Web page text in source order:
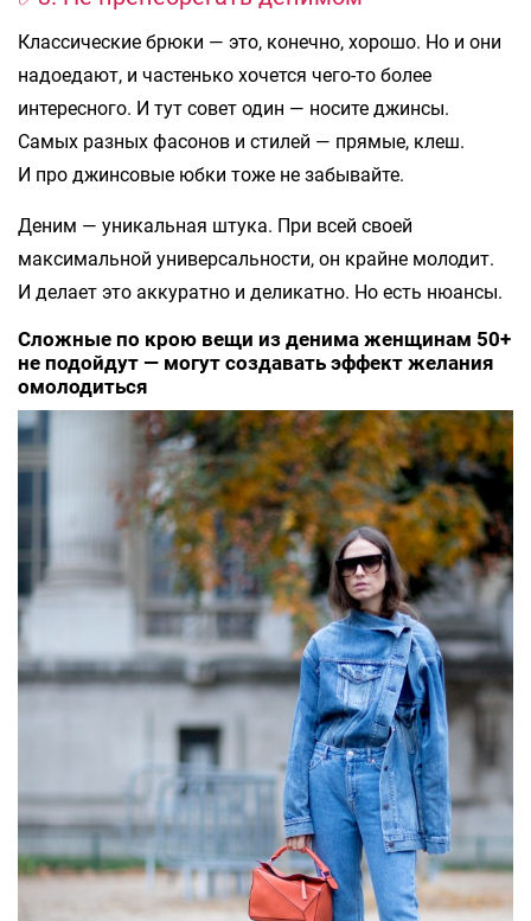
Классические брюки — это, конечно, хорошо. Но и они
надоедают, и частенько хочется чего-то более
интересного. И тут совет один — носите джинсы.
Самых разных фасонов и стилей — прямые, клеш.
И про джинсовые юбки тоже не забывайте.
Деним — уникальная штука. При всей своей
максимальной универсальности, он крайне молодит.
И делает это аккуратно и деликатно. Но есть нюансы.
Сложные по крою вещи из денима женщинам 50+
не подойдут — могут создавать эффект желания
омолодиться